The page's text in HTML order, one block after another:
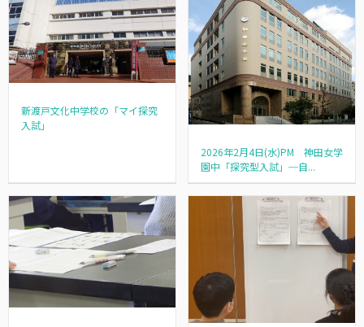
新渡戸文化中学校の「マイ探究
入試」
2026年2月4日(水)PM 神田女学
園中「探究型入試」─自...